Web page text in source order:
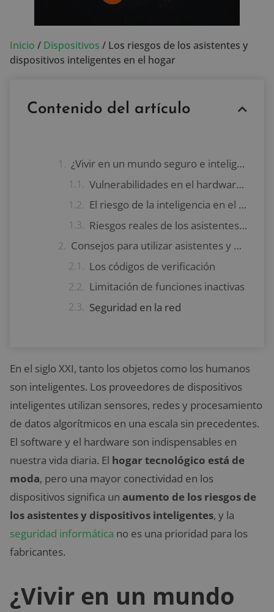
Inicio / Dispositivos / Los riesgos de los asistentes y
dispositivos inteligentes en el hogar
Contenido del artículo
¿Vivir en un mundo seguro e inteligente sin los riesgos de los asistentes y dispositivos inteligentes?
Vulnerabilidades en el hardware de los asistentes y dispositivos inteligentes
El riesgo de la inteligencia en el entorno construido
Riesgos reales de los asistentes por voz y dispositivos inteligentes en el hogar
Consejos para utilizar asistentes y dispositivos inteligentes con seguridad
Los códigos de verificación
Limitación de funciones inactivas
Seguridad en la red
En el siglo XXI, tanto los objetos como los humanos
son inteligentes. Los proveedores de dispositivos
inteligentes utilizan sensores, redes y procesamiento
de datos algorítmicos en una escala sin precedentes.
El software y el hardware son indispensables en
nuestra vida diaria. El hogar tecnológico está de
moda, pero una mayor conectividad en los
dispositivos significa un aumento de los riesgos de
los asistentes y dispositivos inteligentes, y la
seguridad informática no es una prioridad para los
fabricantes.
¿Vivir en un mundo